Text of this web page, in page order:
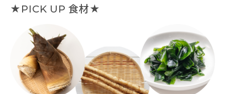
★PICK UP 食材★